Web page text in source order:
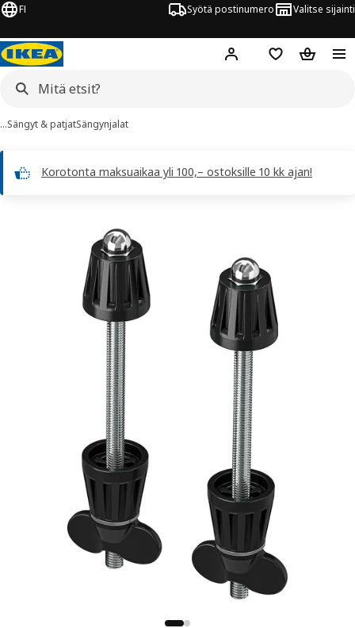
FI Syötä postinumero Valitse sijainti
Hej! Kirjaudu sisään
Suosikit
…Sängyt & patjatSängynjalat
Korotonta maksuaikaa yli 100,– ostoksille 10 kk ajan!